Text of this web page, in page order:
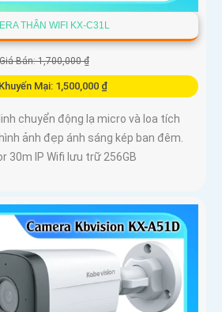
THÂN WIFI KX-C31L
Bán: 1,700,000 ₫
Mại: 1,500,000 ₫
chuyển động lạ micro và loa tích
ảnh đẹp ánh sáng kép ban đêm.
30m IP Wifi lưu trữ 256GB